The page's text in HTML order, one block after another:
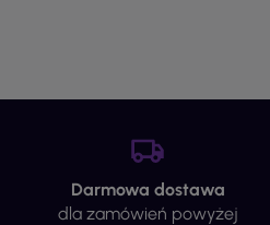
Darmowa dostawa
dla zamówień powyżej